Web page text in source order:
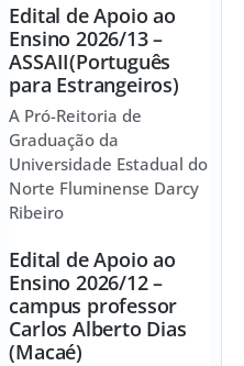
Edital de Apoio ao
Ensino 2026/13 –
ASSAII(Português
para Estrangeiros)
A Pró-Reitoria de
Graduação da
Universidade Estadual do
Norte Fluminense Darcy
Ribeiro
Edital de Apoio ao
Ensino 2026/12 –
campus professor
Carlos Alberto Dias
(Macaé)